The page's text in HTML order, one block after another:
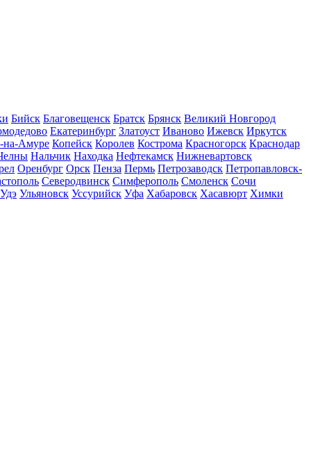
Бийск Благовещенск Братск Брянск Великий Новгород
Екатеринбург Златоуст Иваново Ижевск Иркутск
на-Амуре Копейск Королев Кострома Красногорск Краснодар
Нальчик Находка Нефтекамск Нижневартовск
Оренбург Орск Пенза Пермь Петрозаводск Петропавловск-
Северодвинск Симферополь Смоленск Сочи
Ульяновск Уссурийск Уфа Хабаровск Хасавюрт Химки